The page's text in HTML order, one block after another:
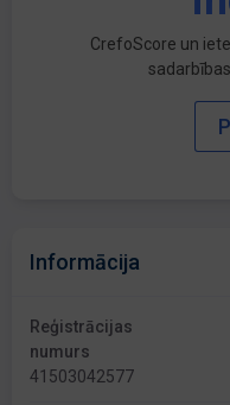
CrefoScore un
Informācija
Reģistrācijas
numurs
41503042577